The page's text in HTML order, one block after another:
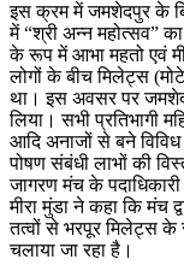
इस क्रम में जमशेदपुर के
में “श्री अन्न महोत्सव”
के रूप में आभा महतो एवं
लोगों के बीच मिलेट्स
था। इस अवसर पर
लिया। सभी प्रतिभागी
आदि अनाजों से बने
पोषण संबंधी लाभों की
जागरण मंच के
मीरा मुंडा ने कहा कि मंच
तत्वों से भरपूर मिलेट्स
चलाया जा रहा है।